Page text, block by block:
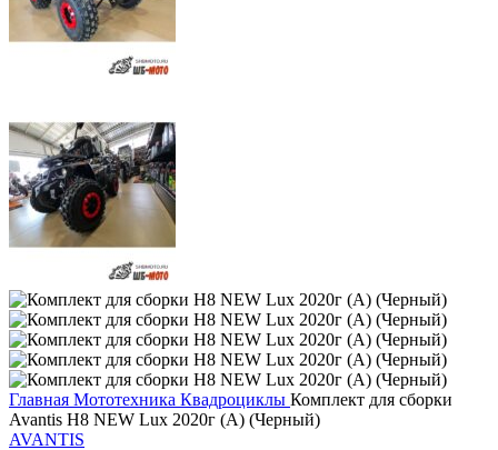
Главная Мототехника Квадроциклы Комплект для сборки
Avantis H8 NEW Lux 2020г (А) (Черный)
AVANTIS